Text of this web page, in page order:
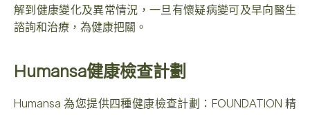
解到健康變化及異常情況，一旦有懷疑病變可及早向醫生
諮詢和治療，為健康把關。
Humansa健康檢查計劃
Humansa 為您提供四種健康檢查計劃：FOUNDATION 精